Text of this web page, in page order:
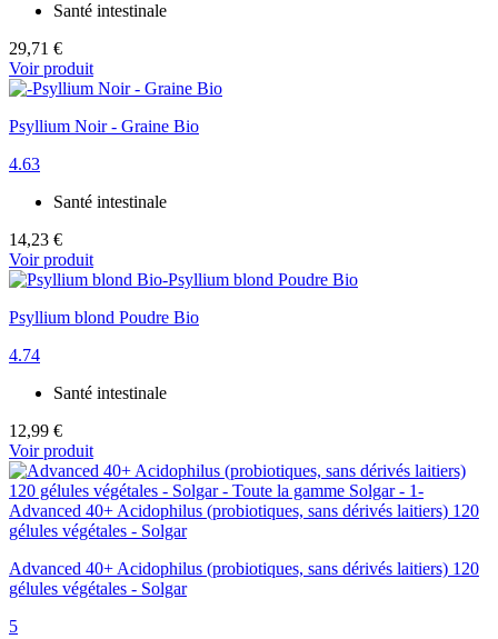
Santé intestinale
29,71 €
Voir produit
Psyllium Noir - Graine Bio
4.63
Santé intestinale
14,23 €
Voir produit
Psyllium blond Poudre Bio
4.74
Santé intestinale
12,99 €
Voir produit
Advanced 40+ Acidophilus (probiotiques, sans dérivés laitiers) 120
gélules végétales - Solgar
5